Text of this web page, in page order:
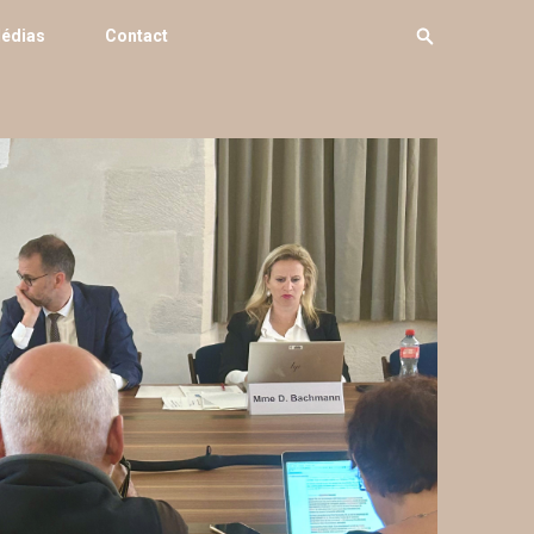
Contact